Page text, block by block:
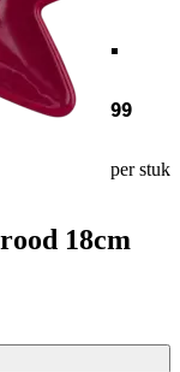
.
99
per stuk
18cm